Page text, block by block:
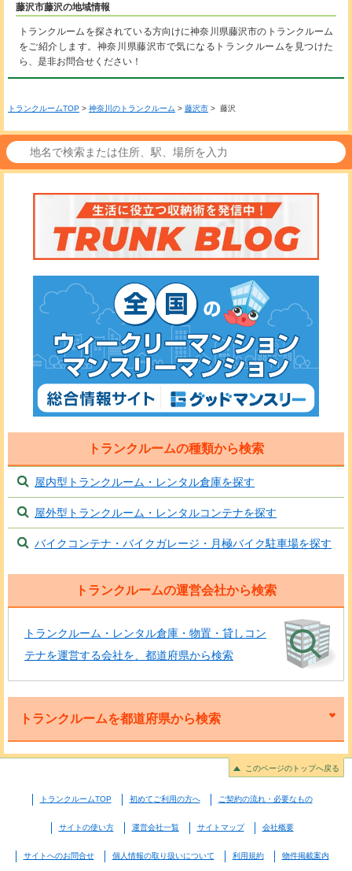
藤沢市藤沢の地域情報
トランクルームを探されている方向けに神奈川県藤沢市のトランクルーム
をご紹介します。神奈川県藤沢市で気になるトランクルームを見つけた
ら、是非お問合せください！
トランクルームTOP > 神奈川のトランクルーム > 藤沢市 > 藤沢
トランクルームの種類から検索
屋内型トランクルーム・レンタル倉庫を探す
屋外型トランクルーム・レンタルコンテナを探す
バイクコンテナ・バイクガレージ・月極バイク駐車場を探す
トランクルームの運営会社から検索
トランクルーム・レンタル倉庫・物置・貸しコン
テナを運営する会社を、都道府県から検索
トランクルームを都道府県から検索
このページのトップへ戻る
トランクルームTOP 初めてご利用の方へ ご契約の流れ・必要なもの
サイトの使い方 運営会社一覧 サイトマップ 会社概要
サイトへのお問合せ 個人情報の取り扱いについて 利用規約 物件掲載案内